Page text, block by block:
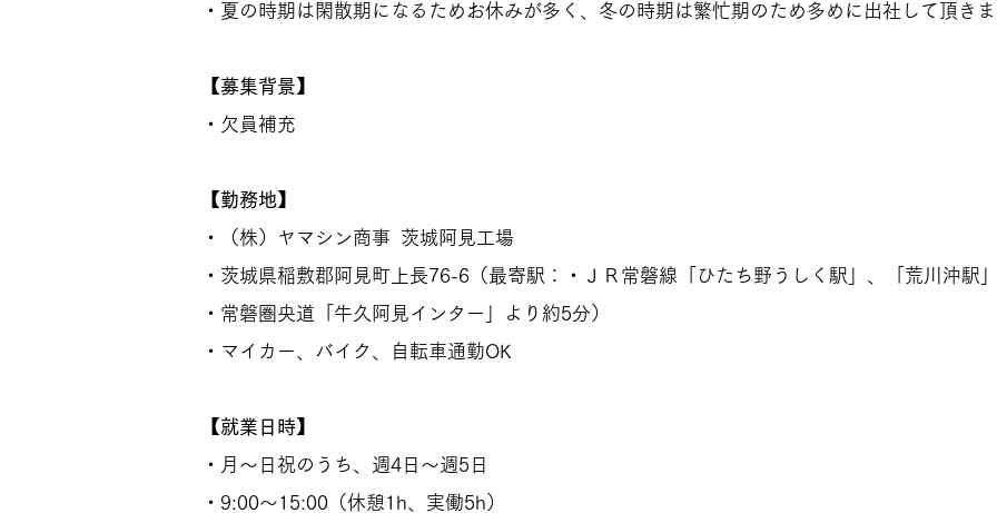
・夏の時期は閑散期になるためお休みが多く、冬の時期は繁忙期のため多めに出社して頂き
【募集背景】
・欠員補充
【勤務地】
・（株）ヤマシン商事 茨城阿見工場
・茨城県稲敷郡阿見町上長76-6（最寄駅：​・ＪＲ常磐線「ひたち野うしく駅」、「荒川沖
・常磐圏央道「牛久阿見インター」より約5分）
・マイカー、バイク、自転車通勤OK
【就業日時】
・月～日祝のうち、週4日～週5日
・9:00～15:00（休憩1h、実働5h）